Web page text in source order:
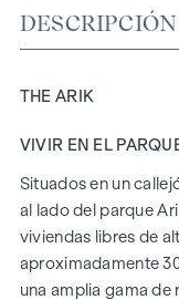
THE ARIK
VIVIR EN EL
Situados en un
al lado del parque
viviendas libres de
aproximadamente
una amplia gama